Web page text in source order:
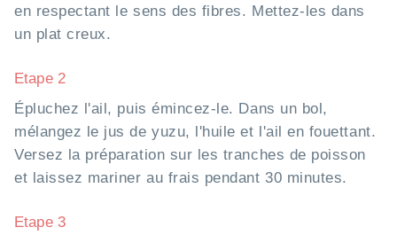
en respectant le sens des fibres. Mettez-les dans
un plat creux.
Etape 2
Épluchez l'ail, puis émincez-le. Dans un bol,
mélangez le jus de yuzu, l'huile et l'ail en fouettant.
Versez la préparation sur les tranches de poisson
et laissez mariner au frais pendant 30 minutes.
Etape 3